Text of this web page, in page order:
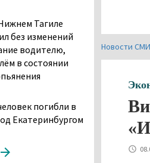
Новости
Тагиле
без изменений
водителю,
в состоянии
погибли в
Екатеринбургом